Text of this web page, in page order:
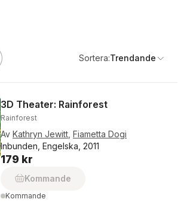
Sortera:Trendande
3D Theater: Rainforest
Rainforest
Av Kathryn Jewitt Fiametta Dogi
Inbunden, Engelska, 2011
179 kr
Kommande
Kommande